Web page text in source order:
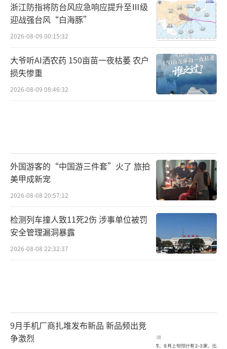
浙江防指将防台风应急响应提升至Ⅲ级
迎战强台风“白海豚”
2026-08-09 00:15:32
大爷听AI洒农药 150亩苗一夜枯萎 农户
损失惨重
2026-08-09 08:46:32
外国游客的“中国游三件套”火了 旅拍
美甲成新宠
2026-08-08 20:57:12
检测列车撞人致11死2伤 涉事单位被罚
安全管理漏洞暴露
2026-08-08 22:32:37
9月手机厂商扎堆发布新品 新品频出竞
争激烈